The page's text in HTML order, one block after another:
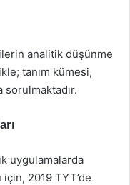
analitik düşünme
tanım kümesi,
uygulamalarda
için, 2019 TYT’de